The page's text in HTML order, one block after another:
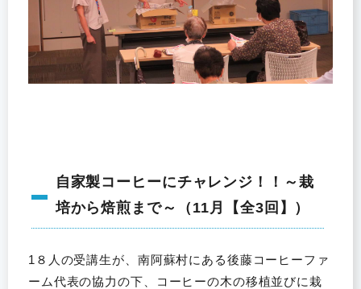
自家製コーヒーにチャレンジ！！～栽
培から焙煎まで～（11月【全3回】）
1８人の受講生が、南阿蘇村にある後藤コーヒーファ
ーム代表の協力の下、コーヒーの木の移植並びに栽